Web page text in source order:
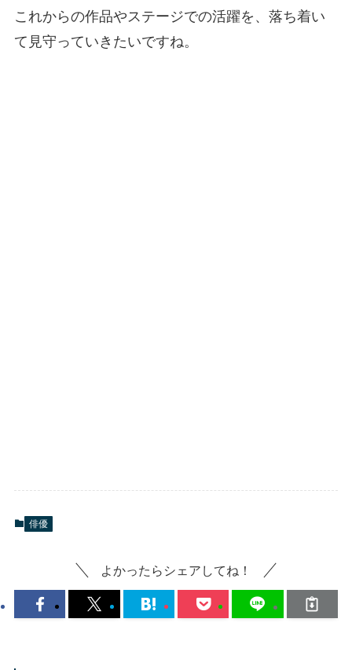
これからの作品やステージでの活躍を、落ち着い
て見守っていきたいですね。
俳優
よかったらシェアしてね！